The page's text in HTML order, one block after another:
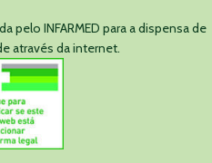
pelo INFARMED para a dispensa de
através da internet.